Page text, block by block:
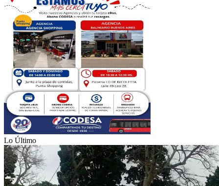
Lo Último